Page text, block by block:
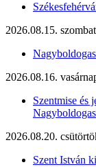
2026.08.15. szombat
2026.08.16.
Szentmise és
2026.08.20.
Szent István